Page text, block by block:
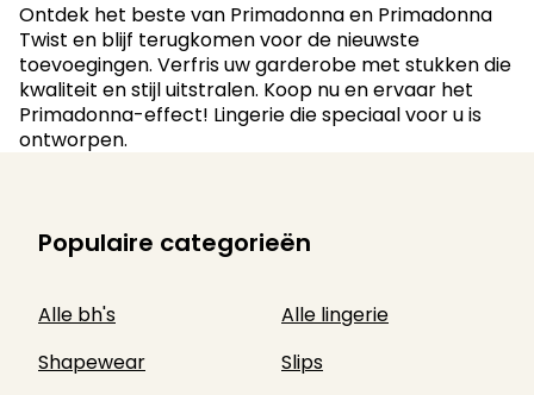
Ontdek het beste van Primadonna en Primadonna
Twist en blijf terugkomen voor de nieuwste
toevoegingen. Verfris uw garderobe met stukken die
kwaliteit en stijl uitstralen. Koop nu en ervaar het
Primadonna-effect! Lingerie die speciaal voor u is
ontworpen.
Populaire categorieën
Alle bh's
Alle lingerie
Shapewear
Slips